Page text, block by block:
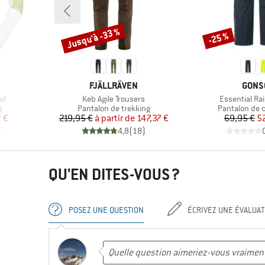
€
MARQUE
FJÄLLRÄVEN
Article
Keb Agile Trousers
Product group
Pantalon de trekking
Prix
219,95 € Prix réduit
à partir de 147,37 €
4,8(18)
Remise
Jusqu'à -33 %
Article
Essential
Product
Pantalon de
69,95 €
Remise
-25 %
QU'EN DITES-VOUS ?
POSEZ UNE QUESTION ÉCRIVEZ UNE